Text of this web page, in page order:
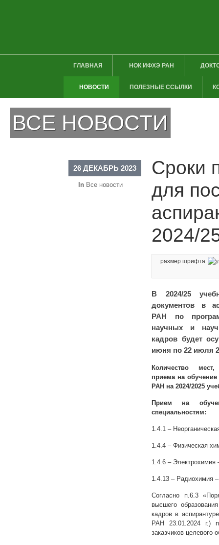
ГЛАВНАЯ НОК ИФХЭ РАН
НОВОСТИ ПОЛЕЗНЫЕ ССЫЛКИ
ВСЕ НОВОСТИ
Сроки
для
2024/
26 ДЕКАБРЬ 2023
In Все новости
размер шрифта
В 2024/25
документов в
РАН по
научных и
кадров будет
июня по 22 июля
Количество
приема на
РАН на 2024/2025
Прием на
специальностям:
1.4.1 –
1.4.4 – Физическая
1.4.6 – Электрохимия
1.4.13 – Радиохимия
Согласно п.6.3
высшего
кадров в
РАН 23.01.2024 г.)
заказчиков целевого